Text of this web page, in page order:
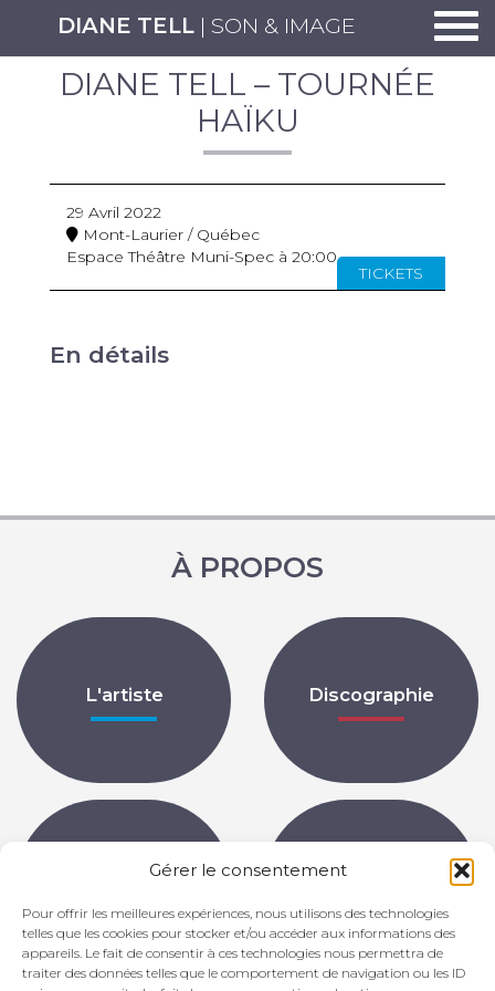
Gérer le consentement
Pour offrir les meilleures expériences, nous utilisons des technologies
telles que les cookies pour stocker et/ou accéder aux informations des
appareils. Le fait de consentir à ces technologies nous permettra de
traiter des données telles que le comportement de navigation ou les ID
DIANE TELL| SON & IMAGE
DIANE TELL – TOURNÉE
HAÏKU
29 Avril 2022
Mont-Laurier / Québec
Espace Théâtre Muni-Spec à 20:00
TICKETS
En détails
À PROPOS
L'artiste Discographie
Partitions Archives